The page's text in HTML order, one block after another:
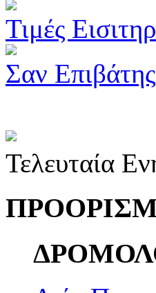
Τιμές
Σαν
Τελευταία